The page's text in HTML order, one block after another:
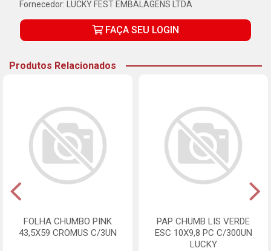
Fornecedor:
LUCKY FEST EMBALAGENS LTDA
FAÇA SEU LOGIN
Produtos Relacionados
FOLHA CHUMBO PINK
43,5X59 CROMUS C/3UN
PAP CHUMB LIS VERDE
ESC 10X9,8 PC C/300UN
LUCKY